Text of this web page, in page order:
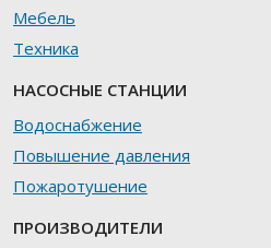
Мебель
Техника
НАСОСНЫЕ СТАНЦИИ
Водоснабжение
Повышение давления
Пожаротушение
ПРОИЗВОДИТЕЛИ